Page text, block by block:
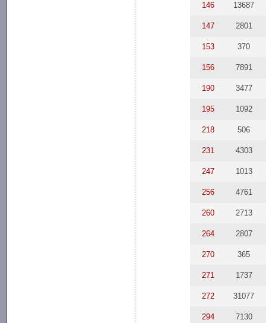
146 13687
147 2801
153 370
156 7891
190 3477
195 1092
218 506
231 4303
247 1013
256 4761
260 2713
264 2807
270 365
271 1737
272 31077
294 7130